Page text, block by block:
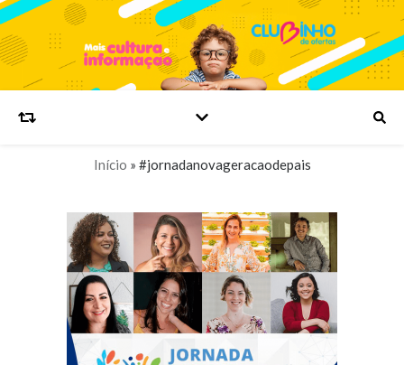
Início » #jornadanovageracaodepais